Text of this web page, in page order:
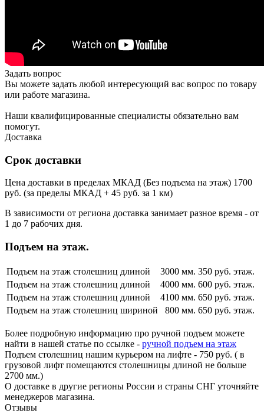
Задать вопрос
Вы можете задать любой интересующий вас вопрос по товару
или работе магазина.
Наши квалифицированные специалисты обязательно вам
помогут.
Доставка
Срок доставки
Цена доставки в пределах МКАД (Без подъема на этаж) 1700
руб. (за пределы МКАД + 45 руб. за 1 км)
В зависимости от региона доставка занимает разное время - от
1 до 7 рабочих дня.
Подъем на этаж.
Подъем на этаж столешниц длиной 3000 мм. 350 руб. этаж.
Подъем на этаж столешниц длиной
4000 мм. 600 руб. этаж.
Подъем на этаж столешниц длиной
4100 мм. 650 руб. этаж.
Подъем на этаж столешниц шириной
800 мм. 650 руб. этаж.
Более подробную информацию про ручной подъем можете
найти в нашей статье по ссылке - ручной подъем на этаж
Подъем столешниц нашим курьером на лифте - 750 руб. ( в
грузовой лифт помещаются столешницы длиной не больше
2700 мм.)
О доставке в другие регионы России и страны СНГ уточняйте
менеджеров магазина.
Отзывы